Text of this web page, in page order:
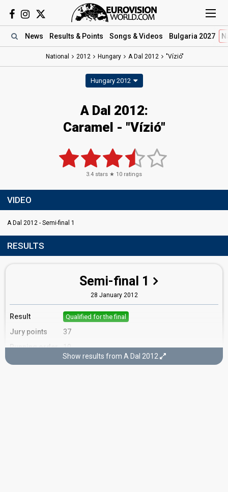
News Results & Points Songs & Videos Bulgaria 2027
National 2012 Hungary A Dal 2012 "Vízió"
Hungary 2012
A Dal 2012:
Caramel - "Vízió"
3.4 stars ★ 10 ratings
VIDEO
A Dal 2012 - Semi-final 1
RESULTS
Semi-final 1
28 January 2012
Result Qualified for the final
Jury points
37
Running order
10
Show results from A Dal 2012